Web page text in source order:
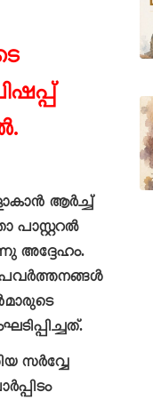
ആർച്ച്
അദ്ദേഹം.
പ്രവർത്തനങ്ങൾ
സർവ്വേ